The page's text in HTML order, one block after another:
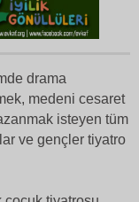
drama
medeni cesaret
isteyen tüm
ve gençler tiyatro